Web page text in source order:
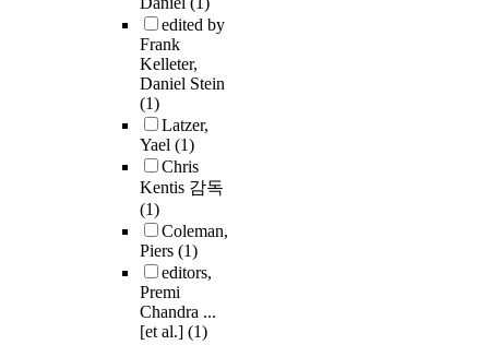
edited by
Frank
Kelleter,
Daniel Stein
(1)
Latzer,
Yael (1)
Chris
Kentis 감독
(1)
Coleman,
Piers (1)
editors,
Premi
Chandra ...
[et al.] (1)